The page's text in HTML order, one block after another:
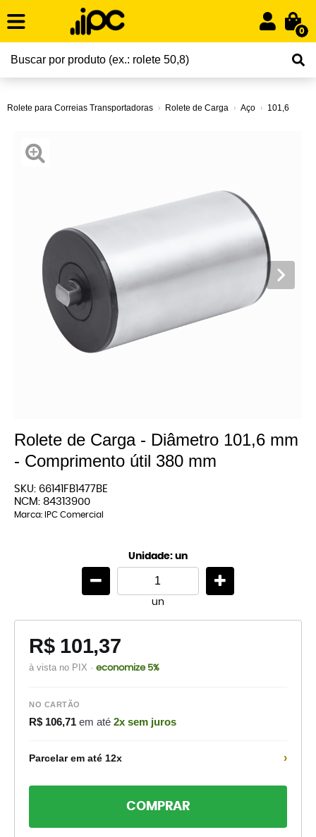
0
Rolete para Correias Transportadoras Rolete de Carga Aço 101,6
Rolete de Carga - Diâmetro 101,6 mm
- Comprimento útil 380 mm
SKU: 66141FB1477BE
NCM: 84313900
Marca: IPC Comercial
Unidade: un
un
R$ 101,37
à vista no PIX · economize 5%
NO CARTÃO
R$ 106,71 em até 2x sem juros
Parcelar em até 12x ›
COMPRAR